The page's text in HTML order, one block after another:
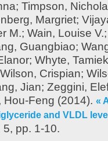
; Timpson,
Margriet;
M.; Wain, Louise V.
Guangbiao;
; Whyte,
Wilson, Crispian;
Jian; Zeggini,
Hou-Feng (2014). «
and VLDL
5, pp. 1-10.